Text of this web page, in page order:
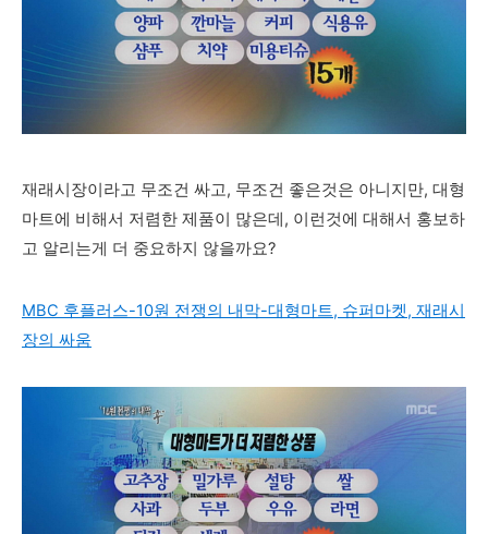
재래시장이라고 무조건 싸고, 무조건 좋은것은 아니지만, 대형
마트에 비해서 저렴한 제품이 많은데, 이런것에 대해서 홍보하
고 알리는게 더 중요하지 않을까요?
MBC 후플러스-10원 전쟁의 내막-대형마트, 슈퍼마켓, 재래시
장의 싸움